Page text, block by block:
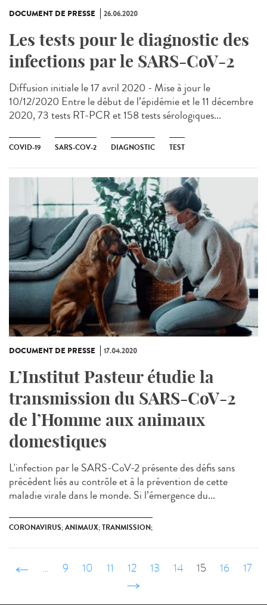
DOCUMENT DE PRESSE 26.06.2020
Les tests pour le diagnostic des
infections par le SARS-CoV-2
Diffusion initiale le 17 avril 2020 - Mise à jour le
10/12/2020 Entre le début de l’épidémie et le 11 décembre
2020, 73 tests RT-PCR et 158 tests sérologiques...
COVID-19 SARS-COV-2 DIAGNOSTIC TEST
DOCUMENT DE PRESSE 17.04.2020
L’Institut Pasteur étudie la
transmission du SARS-CoV-2
de l’Homme aux animaux
domestiques
L'infection par le SARS-CoV-2 présente des défis sans
précédent liés au contrôle et à la prévention de cette
maladie virale dans le monde. Si l’émergence du...
CORONAVIRUS; ANIMAUX; TRANMISSION;
‹ précédent
… 9 10 11 12 13 14 15 16
17
suivant ›